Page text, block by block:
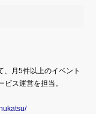
月5件以上のイベント
ス運営を担当。